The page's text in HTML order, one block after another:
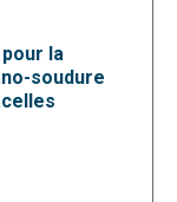
la
soudure